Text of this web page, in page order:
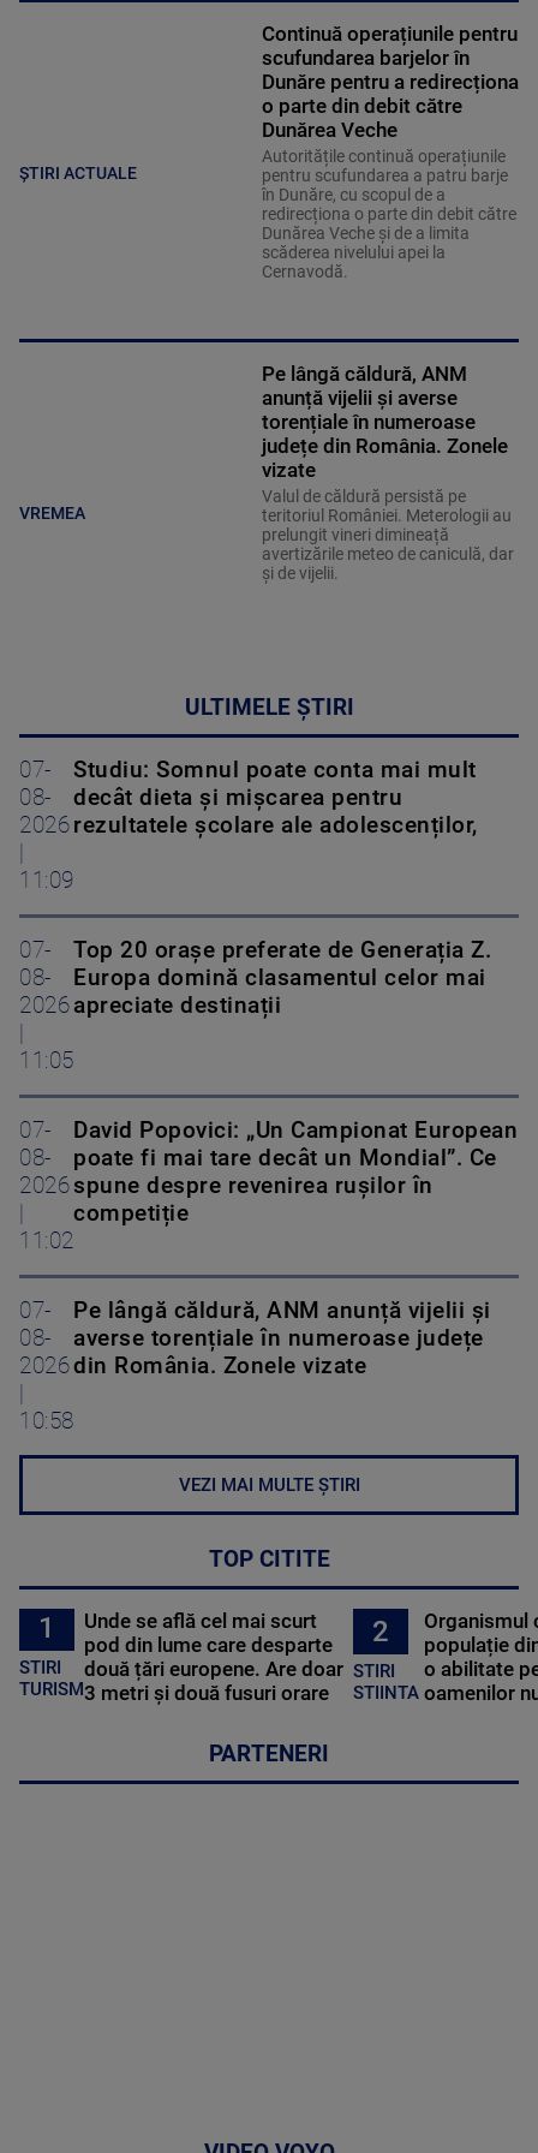
ȘTIRI ACTUALE
Continuă operațiunile pentru
scufundarea barjelor în
Dunăre pentru a redirecționa
o parte din debit către
Dunărea Veche
Autoritățile continuă operațiunile
pentru scufundarea a patru barje
în Dunăre, cu scopul de a
redirecționa o parte din debit către
Dunărea Veche și de a limita
scăderea nivelului apei la
Cernavodă.
VREMEA
Pe lângă căldură, ANM
anunță vijelii și averse
torențiale în numeroase
județe din România. Zonele
vizate
Valul de căldură persistă pe
teritoriul României. Meterologii au
prelungit vineri dimineață
avertizările meteo de caniculă, dar
și de vijelii.
ULTIMELE ȘTIRI
07-
08-
2026
11:09
Studiu: Somnul poate conta mai mult
decât dieta și mișcarea pentru
rezultatele școlare ale adolescenților,
07-
08-
2026
11:05
Top 20 orașe preferate de Generația Z.
Europa domină clasamentul celor mai
apreciate destinații
07-
08-
2026
11:02
David Popovici: „Un Campionat European
poate fi mai tare decât un Mondial”. Ce
spune despre revenirea rușilor în
competiție
07-
08-
2026
10:58
Pe lângă căldură, ANM anunță vijelii și
averse torențiale în numeroase județe
din România. Zonele vizate
VEZI MAI MULTE ȘTIRI
TOP CITITE
1
STIRI
TURISM
Unde se află cel mai scurt
pod din lume care desparte
două țări europene. Are doar
3 metri și două fusuri orare
2
STIRI
STIINTA
Organismul
populație
o abilitate
oamenilor
PARTENERI